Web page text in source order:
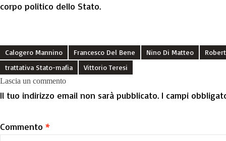
corpo politico dello Stato.
Calogero Mannino Francesco Del Bene Nino Di Matteo
trattativa Stato-mafia
Vittorio Teresi
Lascia un commento
Il tuo indirizzo email non sarà pubblicato. I campi
Commento *